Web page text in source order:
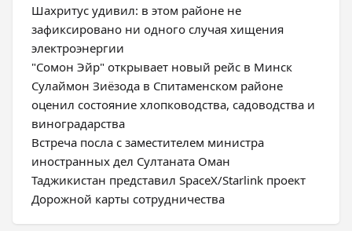
Шахритус удивил: в этом районе не
зафиксировано ни одного случая хищения
электроэнергии
"Сомон Эйр" открывает новый рейс в Минск
Сулаймон Зиёзода в Спитаменском районе
оценил состояние хлопководства, садоводства и
виноградарства
Встреча посла с заместителем министра
иностранных дел Султаната Оман
Таджикистан представил SpaceX/Starlink проект
Дорожной карты сотрудничества